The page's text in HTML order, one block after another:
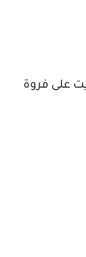
على فروة